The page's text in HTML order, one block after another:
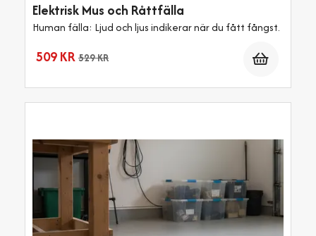
Elektrisk Mus och Råttfälla
Human fälla: Ljud och ljus indikerar när du fått fångst.
509 KR 529 KR